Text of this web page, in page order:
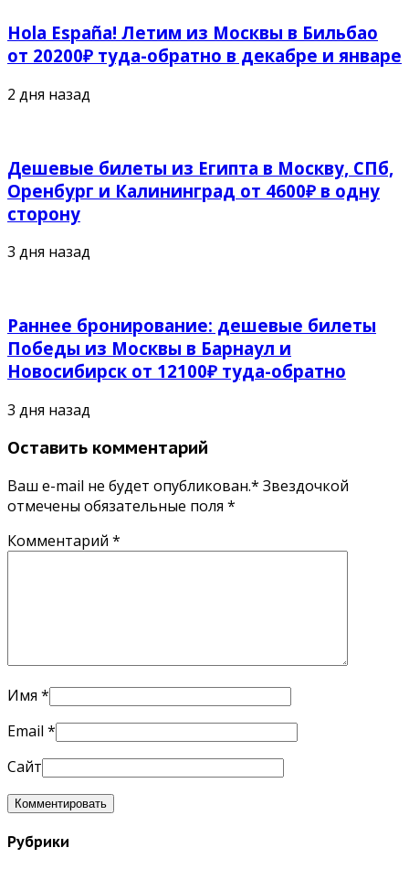
Hola España! Летим из Москвы в Бильбао
от 20200₽ туда-обратно в декабре и январе
2 дня назад
Дешевые билеты из Египта в Москву, СПб,
Оренбург и Калининград от 4600₽ в одну
сторону
3 дня назад
Раннее бронирование: дешевые билеты
Победы из Москвы в Барнаул и
Новосибирск от 12100₽ туда-обратно
3 дня назад
Оставить комментарий
Ваш e-mail не будет опубликован.* Звездочкой
отмечены обязательные поля *
Комментарий *
Имя *
Email *
Сайт
Рубрики